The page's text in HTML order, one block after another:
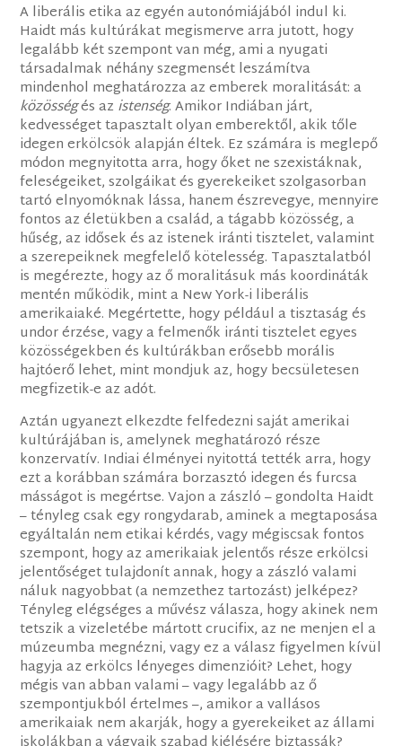
A liberális etika az egyén autonómiájából indul ki.
Haidt más kultúrákat megismerve arra jutott, hogy
legalább két szempont van még, ami a nyugati
társadalmak néhány szegmensét leszámítva
mindenhol meghatározza az emberek moralitását: a
közösségés az istenség. Amikor Indiában járt,
kedvességet tapasztalt olyan emberektől, akik tőle
idegen erkölcsök alapján éltek. Ez számára is meglepő
módon megnyitotta arra, hogy őket ne szexistáknak,
feleségeiket, szolgáikat és gyerekeiket szolgasorban
tartó elnyomóknak lássa, hanem észrevegye, mennyire
fontos az életükben a család, a tágabb közösség, a
hűség, az idősek és az istenek iránti tisztelet, valamint
a szerepeiknek megfelelő kötelesség. Tapasztalatból
is megérezte, hogy az ő moralitásuk más koordináták
mentén működik, mint a New York-i liberális
amerikaiaké. Megértette, hogy például a tisztaság és
undor érzése, vagy a felmenők iránti tisztelet egyes
közösségekben és kultúrákban erősebb morális
hajtóerő lehet, mint mondjuk az, hogy becsületesen
megfizetik-e az adót.
Aztán ugyanezt elkezdte felfedezni saját amerikai
kultúrájában is, amelynek meghatározó része
konzervatív. Indiai élményei nyitottá tették arra, hogy
ezt a korábban számára borzasztó idegen és furcsa
másságot is megértse. Vajon a zászló – gondolta Haidt
– tényleg csak egy rongydarab, aminek a megtaposása
egyáltalán nem etikai kérdés, vagy mégiscsak fontos
szempont, hogy az amerikaiak jelentős része erkölcsi
jelentőséget tulajdonít annak, hogy a zászló valami
náluk nagyobbat (a nemzethez tartozást) jelképez?
Tényleg elégséges a művész válasza, hogy akinek nem
tetszik a vizeletébe mártott crucifix, az ne menjen el a
múzeumba megnézni, vagy ez a válasz figyelmen kívül
hagyja az erkölcs lényeges dimenzióit? Lehet, hogy
mégis van abban valami – vagy legalább az ő
szempontjukból értelmes –, amikor a vallásos
amerikaiak nem akarják, hogy a gyerekeiket az állami